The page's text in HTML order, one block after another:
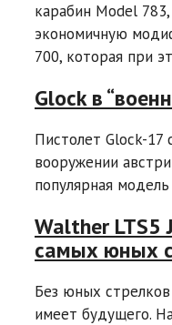
карабин Model
экономичную
700, которая при
Glock в
Пистолет Glock-17
вооружении
популярная
Walther LTS5
самых юных
Без юных
имеет будущего.